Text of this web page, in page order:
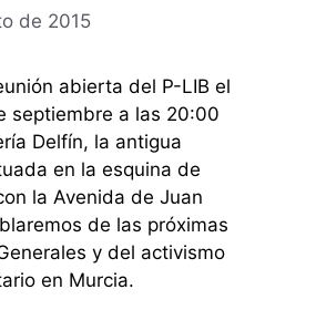
de 2015
abierta del P-LIB el
septiembre a las 20:00
Delfín, la antigua
en la esquina de
la Avenida de Juan
de las próximas
y del activismo
en Murcia.